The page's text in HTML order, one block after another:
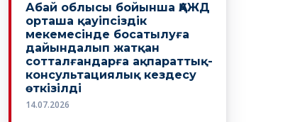
Абай облысы бойынша ҚАЖД
орташа қауіпсіздік
мекемесінде босатылуға
дайындалып жатқан
сотталғандарға ақпараттық-
консультациялық кездесу
өткізілді
14.07.2026